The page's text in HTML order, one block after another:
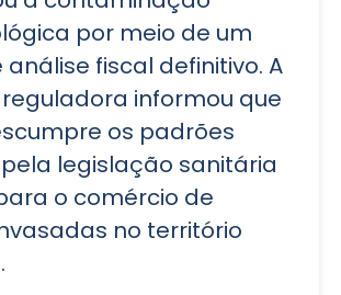
por meio de um
análise fiscal definitivo. A
informou que
os padrões
legislação sanitária
o comércio de
no território